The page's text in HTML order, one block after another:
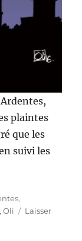
plaintes
que les
suivi les
,
,Oli
Laisser